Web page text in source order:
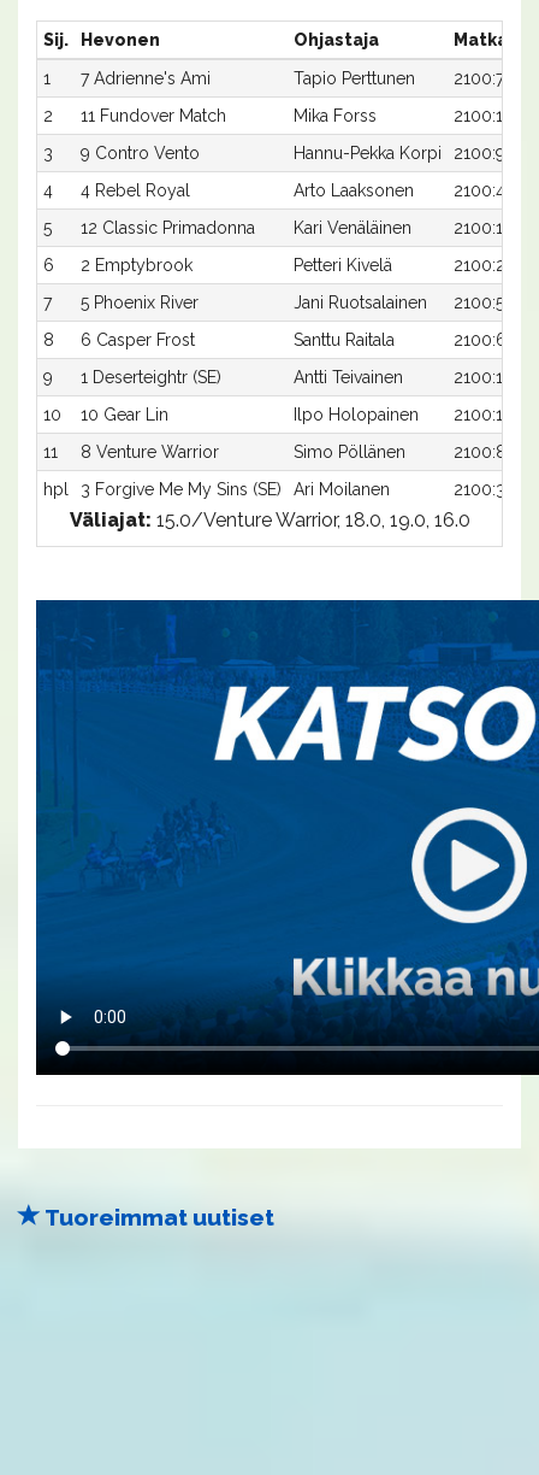
Sij. Hevonen Ohjastaja
1
7 Adrienne's Ami Tapio Perttunen
2100:7
2
11 Fundover Match Mika Forss
2100:11
3
9 Contro Vento Hannu-Pekka Korpi
2100:9
4
4 Rebel Royal Arto Laaksonen
2100:4
5
12 Classic Primadonna Kari Venäläinen
2100:12
6
2 Emptybrook Petteri Kivelä
2100:2
7
5 Phoenix River Jani Ruotsalainen
2100:5
8
6 Casper Frost Santtu Raitala
2100:6
9
1 Deserteightr (SE) Antti Teivainen
2100:1
10
10 Gear Lin Ilpo Holopainen
2100:10
11
8 Venture Warrior Simo Pöllänen
2100:8
hpl
3 Forgive Me My Sins (SE) Ari Moilanen 2100:3
Väliajat: 15.0/Venture Warrior, 18.0, 19.0, 16.0
Tuoreimmat uutiset